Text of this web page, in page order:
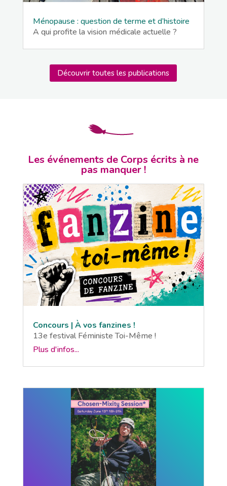
Ménopause : question de terme et d’histoire
A qui profite la vision médicale actuelle ?
Découvrir toutes les publications
Les événements de Corps écrits à ne
pas manquer !
Concours | À vos fanzines !
13e festival Féministe Toi-Même !
Plus d'infos...